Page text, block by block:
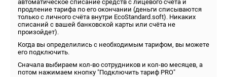
автоматическое списание средств с лицевого счёта и
продление тарифа по его окончании (деньги списываются
только с личного счёта внутри EcoStandard.soft). Никаких
списаний с вашей банковской карты или счёта не
произойдет).
Когда вы определились с необходимым тарифом, вы можете
его подключить.
Сначала выбираем кол-во сотрудников и кол-во месяцев, а
потом нажимаем кнопку "Подключить тариф PRO"